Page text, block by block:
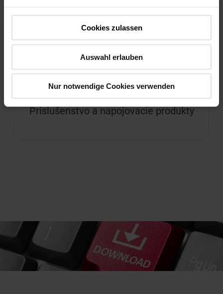
Cookies zulassen
Auswahl erlauben
Nur notwendige Cookies verwenden
Príslušenstvo a napojovacie produkty